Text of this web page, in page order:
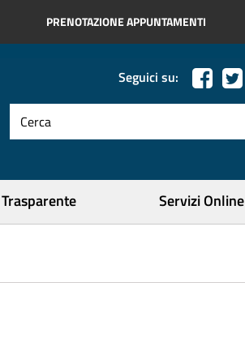
PRENOTAZIONE APPUNTAMENTI
Seguici su:
testo
da
Servizi Online